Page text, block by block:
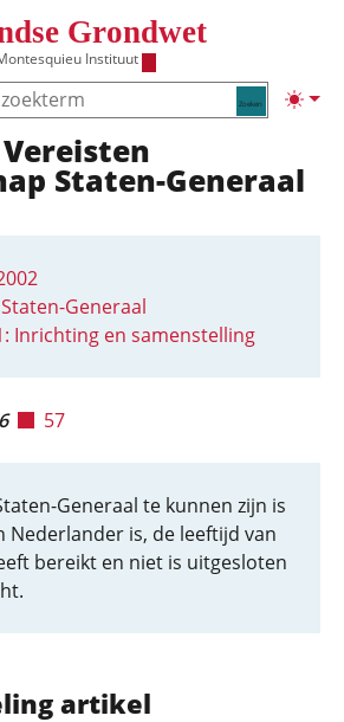
Grondwet
Instituut
Zoeken
verbergen
Staten-Generaal
Generaal
Inrichting en samenstelling
57
Generaal te kunnen zijn is
Nederlander is, de leeftijd van
bereikt en niet is uitgesloten
artikel